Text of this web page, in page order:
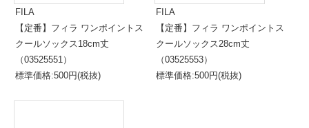
FILA
【定番】フィラ ワンポイントス
クールソックス18cm丈
（03525551）
標準価格:500円(税抜)
FILA
【定番】フィラ ワンポイントス
クールソックス28cm丈
（03525553）
標準価格:500円(税抜)